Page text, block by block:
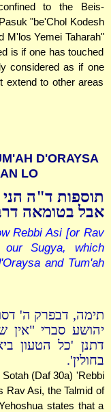
to the Beis-
"be'Chol Kodesh
M'los Yemei Taharah"
is if one has touched
considered as if one
extend to other areas
D'ORAYSA
LO
תוספות ד"ה הני
אבל בטומאה
Rebbi Asi [or Rav
Sugya, which
and Tum'ah
תימה, דבפרק ה'
יהושע סברי "אין
דתנן 'כל הטעון
בחולין'.
(Daf 30a) 'Rebbi
Rav Asi, the Talmid of
states that a